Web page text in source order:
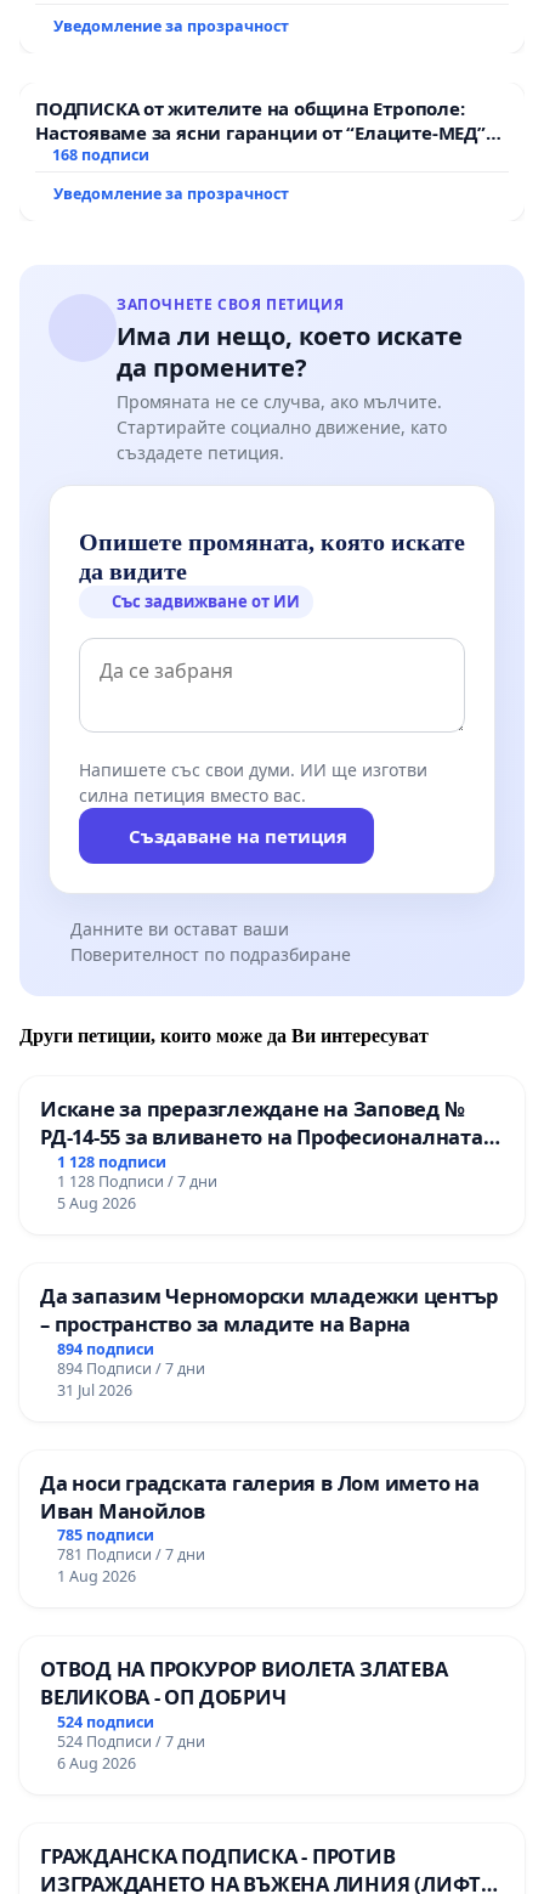
Уведомление за прозрачност
ПОДПИСКА от жителите на община Етрополе:
Настояваме за ясни гаранции от “Елаците-МЕД”
АД и от държавата, че ще се изпълнят всички
168 подписи
Уведомление за прозрачност
ЗАПОЧНЕТЕ СВОЯ ПЕТИЦИЯ
Има ли нещо, което искате
да промените?
Промяната не се случва, ако мълчите.
Стартирайте социално движение, като
създадете петиция.
Опишете промяната, която искате
да видите
Със задвижване от ИИ
Напишете със свои думи. ИИ ще изготви
силна петиция вместо вас.
Създаване на петиция
Данните ви остават ваши
Поверителност по подразбиране
Други петиции, които може да Ви интересуват
Искане за преразглеждане на Заповед №
РД-14-55 за вливането на Професионалната
гимназия по промишлени технологии в
Професионалната гимназия по икономика и
мениджмънт – гр. Пазарджик
1 128 подписи
1 128 Подписи / 7 дни
5 Aug 2026
Да запазим Черноморски младежки център
– пространство за младите на Варна
894 подписи
894 Подписи / 7 дни
31 Jul 2026
Да носи градската галерия в Лом името на
Иван Манойлов
785 подписи
781 Подписи / 7 дни
1 Aug 2026
ОТВОД НА ПРОКУРОР ВИОЛЕТА ЗЛАТЕВА
ВЕЛИКОВА - ОП ДОБРИЧ
524 подписи
524 Подписи / 7 дни
6 Aug 2026
ГРАЖДАНСКА ПОДПИСКА - ПРОТИВ
ИЗГРАЖДАНЕТО НА ВЪЖЕНА ЛИНИЯ (ЛИФТ)